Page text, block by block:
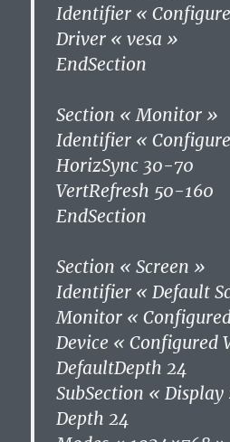
Identifier «
Driver « vesa »
EndSection
Section « Monitor »
Identifier «
HorizSync 30-70
VertRefresh 50-160
EndSection
Section « Screen »
Identifier « Default
Monitor «
Device « Configured
DefaultDepth 24
SubSection « Display
Depth 24